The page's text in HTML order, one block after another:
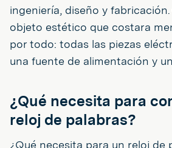
ingeniería, diseño y
objeto estético que costara
por todo: todas las piezas
una fuente de alimentación y
¿Qué necesita para
reloj de palabras?
¿Qué necesita para un reloj de